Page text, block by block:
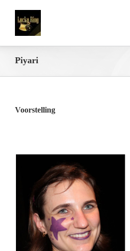
Piyari
Voorstelling